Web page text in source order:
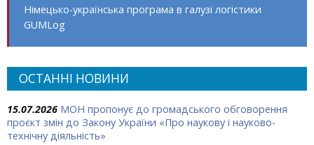
Німецько-українська програма в галузі логістики
GUMLog
ОСТАННІ НОВИНИ
15.07.2026 МОН пропонує до громадського обговорення
проєкт змін до Закону України «Про наукову і науково-
технічну діяльність»